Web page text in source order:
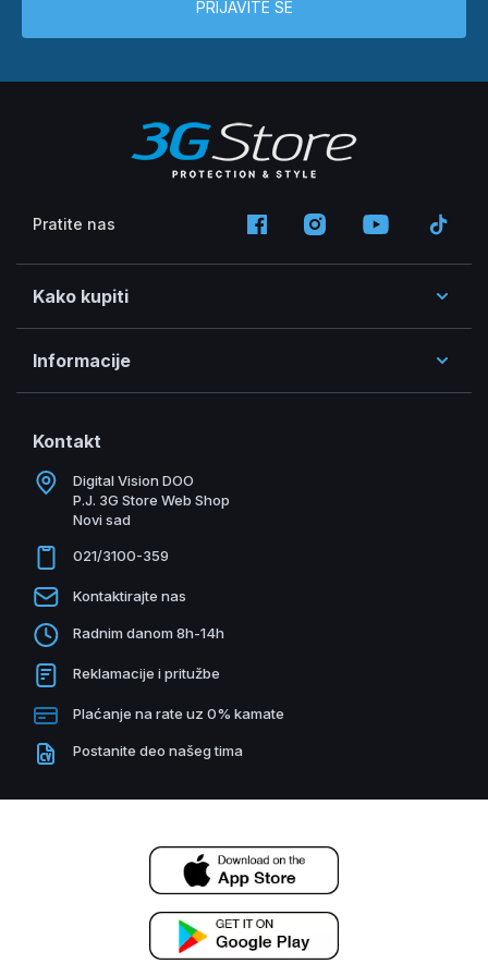
PRIJAVITE SE
Pratite nas
Kako kupiti
Informacije
Kontakt
Digital Vision DOO
P.J. 3G Store Web Shop
Novi sad
021/3100-359
Kontaktirajte nas
Radnim danom 8h-14h
Reklamacije i pritužbe
Plaćanje na rate uz 0% kamate
Postanite deo našeg tima